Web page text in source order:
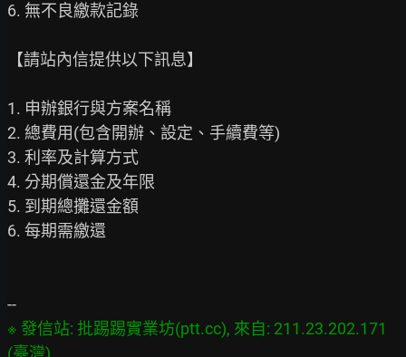
6. 無不良繳款記錄
【請站內信提供以下訊息】
1. 申辦銀行與方案名稱
2. 總費用(包含開辦、設定、手續費等)
3. 利率及計算方式
4. 分期償還金及年限
5. 到期總攤還金額
6. 每期需繳還
※ 發信站: 批踢踢實業坊(ptt.cc), 來自: 211.23.202.171
(臺灣)